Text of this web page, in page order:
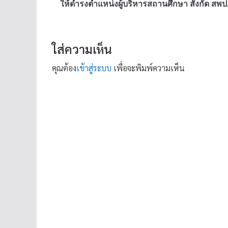
ให้ดำรงตำแหน่งผู้บริหารสถานศึกษา สังกัด สพป
ใส่ความเห็น
คุณต้องเข้าสู่ระบบ เพื่อจะพิมพ์ความเห็น